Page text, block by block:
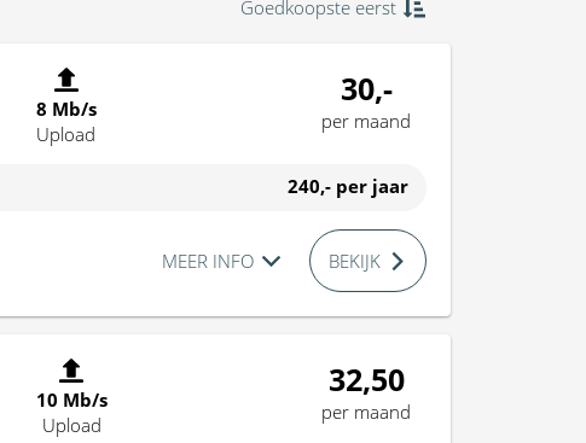
Goedkoopste eerst
8 Mb/s
Upload
30,-
per maand
240,- per jaar
MEER INFO BEKIJK
10 Mb/s
Upload
32,50
per maand